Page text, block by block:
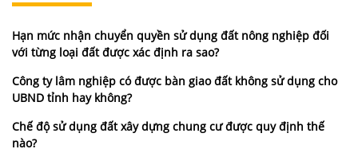
Hạn mức nhận chuyển quyền sử dụng đất nông nghiệp đối
với từng loại đất được xác định ra sao?
Công ty lâm nghiệp có được bàn giao đất không sử dụng cho
UBND tỉnh hay không?
Chế độ sử dụng đất xây dựng chung cư được quy định thế
nào?